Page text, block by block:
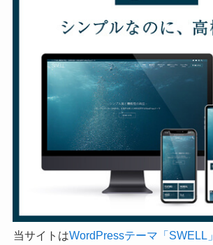
当サイトはWordPressテーマ「SWELL」